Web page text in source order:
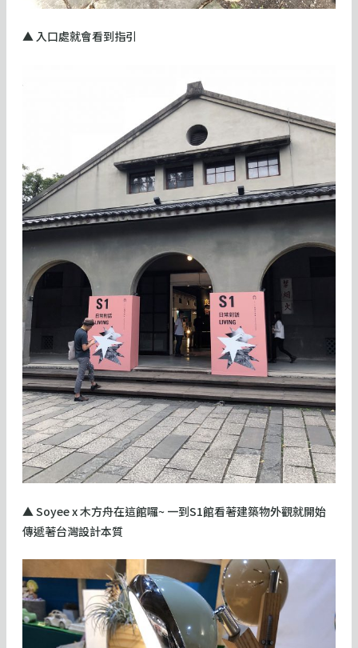
▲ 入口處就會看到指引
▲ Soyee x 木方舟在這館囉~ 一到S1館看著建築物外觀就開始
傳遞著台灣設計本質